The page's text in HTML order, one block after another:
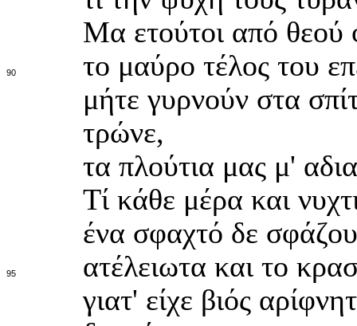
Μα ετούτοι από
90
το μαύρο τέλος του
μήτε γυρνούν στα
τρώνε,
τα πλούτια μας μ'
Τί κάθε μέρα και
ένα σφαχτό δε
95
ατέλειωτα και το
γιατ' είχε βιός